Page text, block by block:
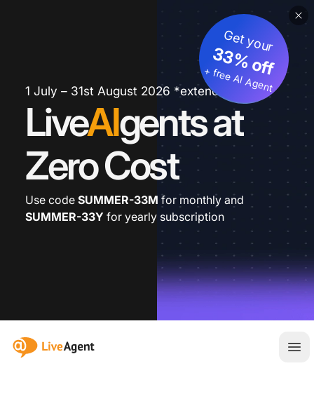
1 July – 31st August 2026 *extended
LiveAIgents at
Zero Cost
Get your
33% off
+ free AI Agent
Use code SUMMER-33M for monthly and
SUMMER-33Y for yearly subscription
:site.title